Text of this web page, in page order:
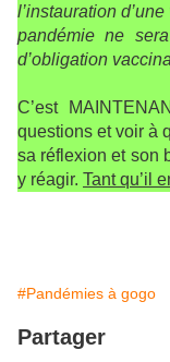
l’instauration
pandémie ne
d’obligation
C’est
questions et voir à
sa réflexion et son
y réagir. Tant qu’il
#Pandémies à gogo
Partager